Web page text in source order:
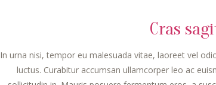
Cras
In urna nisi, tempor eu malesuada vitae, laoreet vel
luctus. Curabitur accumsan ullamcorper leo ac